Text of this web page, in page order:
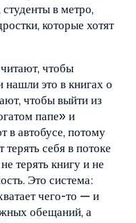
в метро,
которые хотят
чтобы
нашли это в книгах о
чтобы выйти из
папе» и
в автобусе, потому
терять себя в потоке
терять книгу и не
Это система:
чего-то — и
обещаний, а